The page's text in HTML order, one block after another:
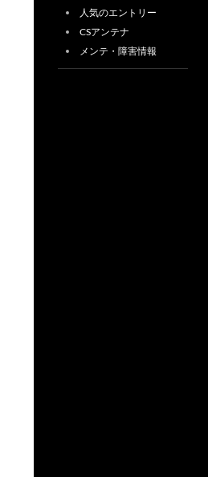
人気のエントリー
CSアンテナ
メンテ・障害情報